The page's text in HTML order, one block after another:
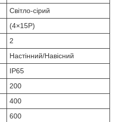
Світло-сірий
(4×15Р)
2
Настінний/Навісний
IP65
200
400
600